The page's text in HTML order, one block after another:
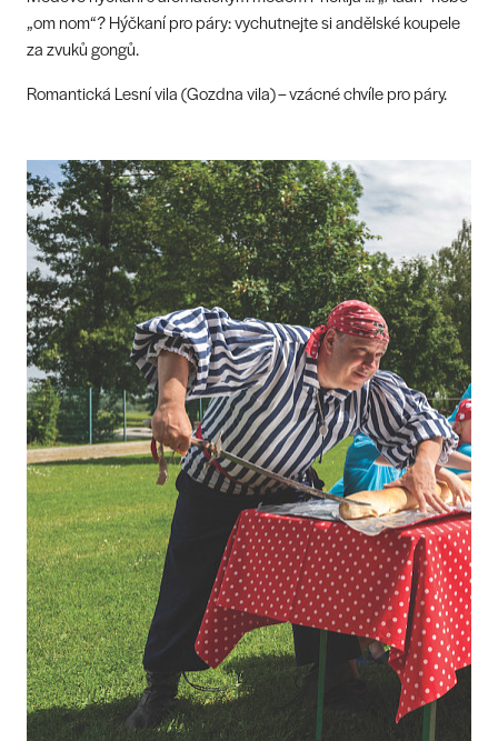
„om nom“? Hýčkaní pro páry: vychutnejte si andělské koupele
za zvuků gongů.
Romantická Lesní vila (Gozdna vila) – vzácné chvíle pro páry.